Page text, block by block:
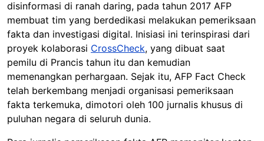
disinformasi di ranah daring, pada tahun 2017 AFP
membuat tim yang berdedikasi melakukan pemeriksaan
fakta dan investigasi digital. Inisiasi ini terinspirasi dari
proyek kolaborasi CrossCheck, yang dibuat saat
pemilu di Prancis tahun itu dan kemudian
memenangkan perhargaan. Sejak itu, AFP Fact Check
telah berkembang menjadi organisasi pemeriksaan
fakta terkemuka, dimotori oleh 100 jurnalis khusus di
puluhan negara di seluruh dunia.